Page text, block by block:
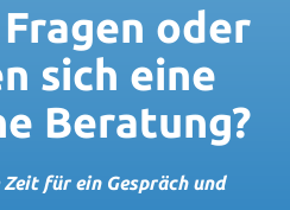
oder
sich eine
Beratung?
für ein Gespräch und